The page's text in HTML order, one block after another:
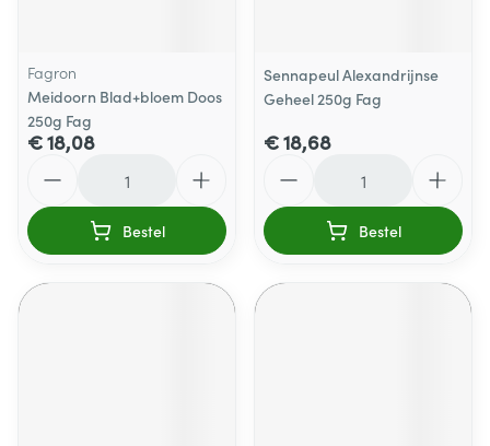
Fagron
Meidoorn Blad+bloem Doos
250g Fag
€ 18,08
Bestel
Sennapeul Alexandrijnse
Geheel 250g Fag
€ 18,68
Bestel